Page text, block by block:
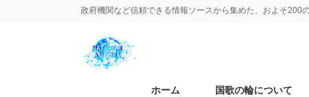
政府機関など信頼できる情報ソースから集めた、およそ200
ホーム 国歌の輪について